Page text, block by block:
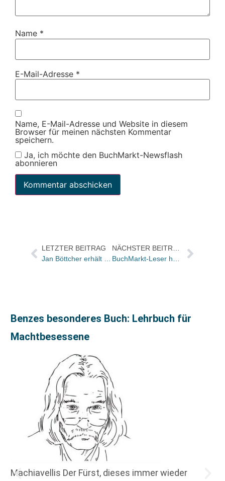
Name *
E-Mail-Adresse *
Name, E-Mail-Adresse und Website in diesem
Browser für meinen nächsten Kommentar
speichern.
Ja, ich möchte den BuchMarkt-Newsflash
abonnieren
LETZTER BEITRAG
Benzes besonderes Buch: Lehrbuch für
Machtbesessene
Machiavellis Der Fürst, dieses immer wieder